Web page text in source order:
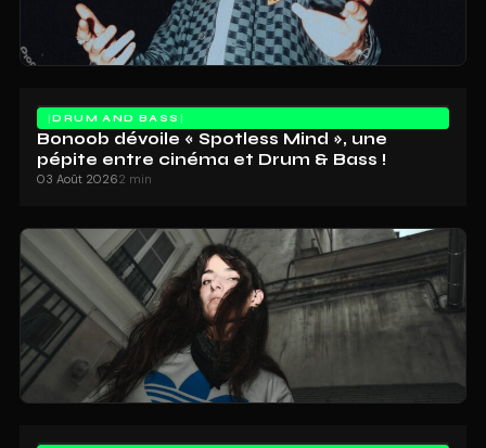
DRUM AND BASS
Bonoob dévoile « Spotless Mind », une
pépite entre cinéma et Drum & Bass !
03 Août 20262 min